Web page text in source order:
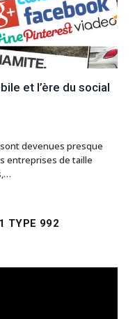
et l’ère du social
devenues presque
entreprises de taille
TYPE 992